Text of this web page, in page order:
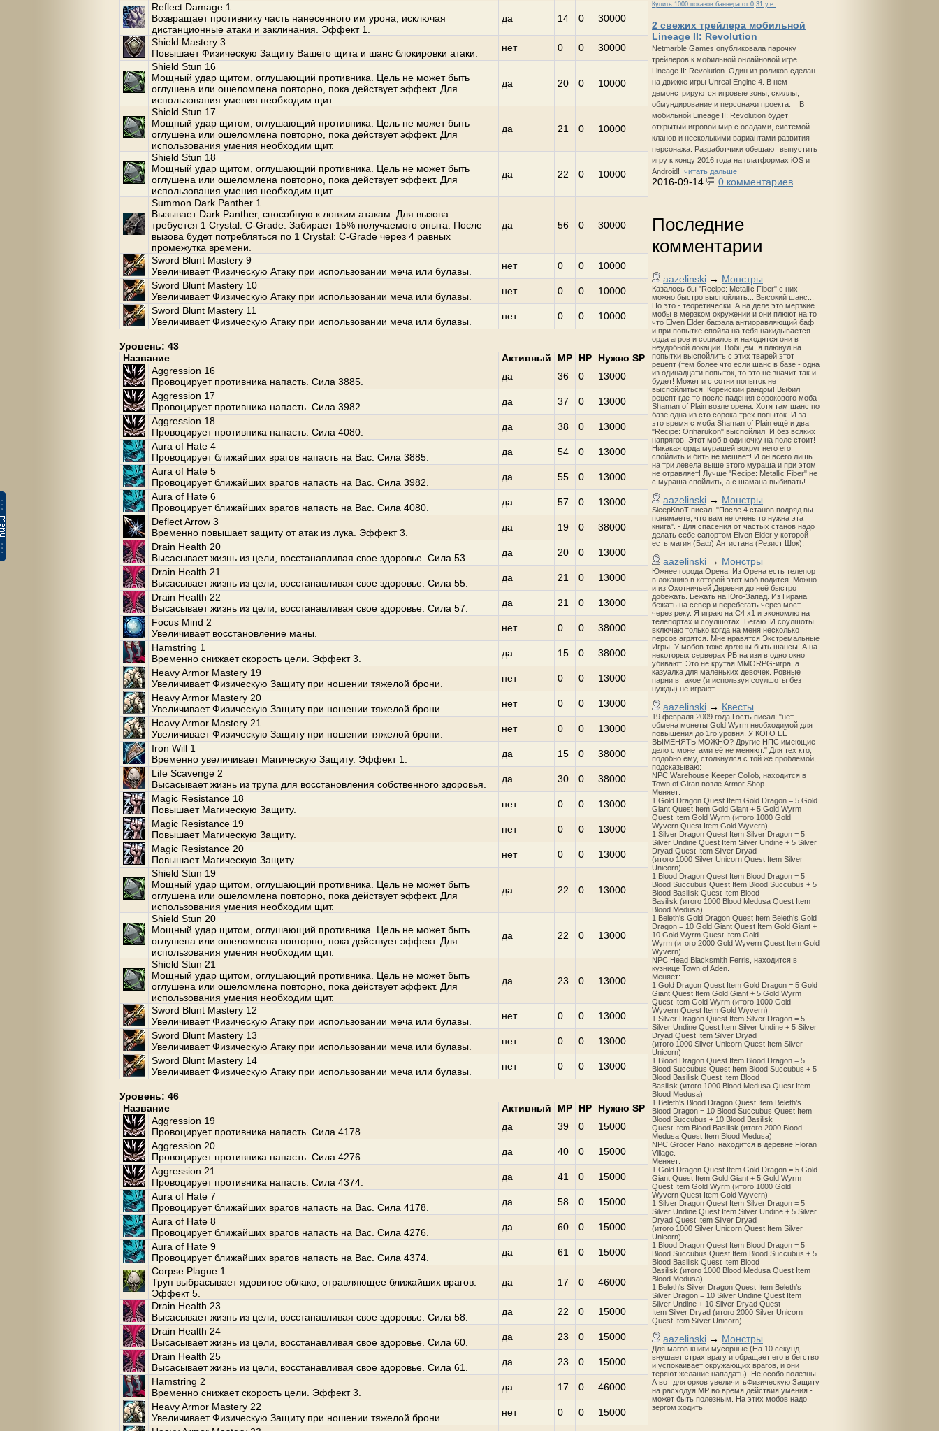
Купить 1000 показов баннера от 0,31 у.е.
2 свежих трейлера мобильной
Lineage II: Revolution
Netmarble Games опубликовала парочку
трейлеров к мобильной онлайновой игре
Lineage II: Revolution. Один из роликов сделан
на движке игры Unreal Engine 4. В нем
демонстрируются игровые зоны, скиллы,
обмундирование и персонажи проекта. В
мобильной Lineage II: Revolution будет
открытый игровой мир с осадами, системой
кланов и несколькими вариантами развития
персонажа. Разработчики обещают выпустить
игру к концу 2016 года на платформах iOS и
Android! читать дальше
2016-09-14 0 комментариев
Последние
комментарии
aazelinski → Монстры
Казалось бы "Recipe: Metallic Fiber" с них
можно быстро выспойлить... Высокий шанс...
Но это - теоретически. А на деле это мерзкие
мобы в мерзком окружении и они плюют на то
что Elven Elder бафала антиоравляющий баф
и при попытке спойла на тебя накидывается
орда агров и социалов и находятся они в
неудобной локации. Вобщем, я плюнул на
попытки выспойлить с этих тварей этот
рецепт (тем более что если шанс в базе - одна
из одинадцати попыток, то это не значит так и
будет! Может и с сотни попыток не
выспойлиться! Корейский рандом! Выбил
рецепт где-то после падения сорокового моба
Shaman of Plain возле орена. Хотя там шанс по
базе одна из сто сорока трёх попыток. И за
это время с моба Shaman of Plain ещё и два
"Recipe: Oriharukon" выспойлил! И без всяких
напрягов! Этот моб в одиночку на поле стоит!
Никакая орда мурашей вокруг него его
спойлить и бить не мешает! И он всего лишь
на три левела выше этого мураша и при этом
не отравляет! Лучше "Recipe: Metallic Fiber" не
с мураша спойлить, а с шамана выбивать!
aazelinski → Монстры
SleepKnoT писал: "После 4 станов подряд вы
понимаете, что вам не очень то нужна эта
книга". - Для спасения от частых станов надо
делать себе сапортом Elven Elder у которой
есть магия (Баф) Антистана (Резист Шок).
aazelinski → Монстры
Южнее города Орена. Из Орена есть телепорт
в локацию в которой этот моб водится. Можно
и из Охотничьей Деревни до неё быстро
добежать. Бежать на Юго-Запад. Из Гирана
бежать на север и перебегать через мост
через реку. Я играю на С4 х1 и экономлю на
телепортах и соулшотах. Бегаю. И соулшоты
включаю только когда на меня несколько
персов агрятся. Мне нравятся Экстремальные
Игры. У мобов тоже должны быть шансы! А на
некоторых серверах РБ на изи в одно окно
убивают. Это не крутая MMORPG-игра, а
казуалка для маленьких девочек. Ровные
парни в такое (и используя соулшоты без
нужды) не играют.
aazelinski → Квесты
19 февраля 2009 года Гость писал: "нет
обмена монеты Gold Wyrm необходимой для
повышения до 1го уровня. У КОГО ЕЁ
ВЫМЕНЯТЬ МОЖНО? Другие НПС имеющие
дело с монетами её не меняют." Для тех кто,
подобно ему, столкнулся с той же проблемой,
подсказываю:
NPC Warehouse Keeper Collob, находится в
Town of Giran возле Armor Shop.
Меняет:
1 Gold Dragon Quest Item Gold Dragon = 5 Gold
Giant Quest Item Gold Giant + 5 Gold Wyrm
Quest Item Gold Wyrm (итого 1000 Gold
Wyvern Quest Item Gold Wyvern)
1 Silver Dragon Quest Item Silver Dragon = 5
Silver Undine Quest Item Silver Undine + 5 Silver
Dryad Quest Item Silver Dryad
(итого 1000 Silver Unicorn Quest Item Silver
Unicorn)
1 Blood Dragon Quest Item Blood Dragon = 5
Blood Succubus Quest Item Blood Succubus + 5
Blood Basilisk Quest Item Blood
Basilisk (итого 1000 Blood Medusa Quest Item
Blood Medusa)
1 Beleth's Gold Dragon Quest Item Beleth’s Gold
Dragon = 10 Gold Giant Quest Item Gold Giant +
10 Gold Wyrm Quest Item Gold
Wyrm (итого 2000 Gold Wyvern Quest Item Gold
Wyvern)
NPC Head Blacksmith Ferris, находится в
кузнице Town of Aden.
Меняет:
1 Gold Dragon Quest Item Gold Dragon = 5 Gold
Giant Quest Item Gold Giant + 5 Gold Wyrm
Quest Item Gold Wyrm (итого 1000 Gold
Wyvern Quest Item Gold Wyvern)
1 Silver Dragon Quest Item Silver Dragon = 5
Silver Undine Quest Item Silver Undine + 5 Silver
Dryad Quest Item Silver Dryad
(итого 1000 Silver Unicorn Quest Item Silver
Unicorn)
1 Blood Dragon Quest Item Blood Dragon = 5
Blood Succubus Quest Item Blood Succubus + 5
Blood Basilisk Quest Item Blood
Basilisk (итого 1000 Blood Medusa Quest Item
Blood Medusa)
1 Beleth's Blood Dragon Quest Item Beleth’s
Blood Dragon = 10 Blood Succubus Quest Item
Blood Succubus + 10 Blood Basilisk
Quest Item Blood Basilisk (итого 2000 Blood
Medusa Quest Item Blood Medusa)
NPC Grocer Pano, находится в деревне Floran
Village.
Меняет:
1 Gold Dragon Quest Item Gold Dragon = 5 Gold
Giant Quest Item Gold Giant + 5 Gold Wyrm
Quest Item Gold Wyrm (итого 1000 Gold
Wyvern Quest Item Gold Wyvern)
1 Silver Dragon Quest Item Silver Dragon = 5
Silver Undine Quest Item Silver Undine + 5 Silver
Dryad Quest Item Silver Dryad
(итого 1000 Silver Unicorn Quest Item Silver
Unicorn)
1 Blood Dragon Quest Item Blood Dragon = 5
Blood Succubus Quest Item Blood Succubus + 5
Blood Basilisk Quest Item Blood
Basilisk (итого 1000 Blood Medusa Quest Item
Blood Medusa)
1 Beleth's Silver Dragon Quest Item Beleth’s
Silver Dragon = 10 Silver Undine Quest Item
Silver Undine + 10 Silver Dryad Quest
Item Silver Dryad (итого 2000 Silver Unicorn
Quest Item Silver Unicorn)
aazelinski → Монстры
Для магов книги мусорные (На 10 секунд
внушает страх врагу и обращает его в бегство
и успокаивает окружающих врагов, и они
теряют желание нападать). Не особо полезны.
А вот для орков увеличитьФизическую Защиту
на расходуя MP во время действия умения -
может быть полезным. На этих мобов надо
зергом ходить.
Reflect Damage 1
Возвращает противнику часть нанесенного им урона, исключая
дистанционные атаки и заклинания. Эффект 1.
да 14 0 30000
Shield Mastery 3
Повышает Физическую Защиту Вашего щита и шанс блокировки атаки.
нет 0 0
30000
Shield Stun 16
Мощный удар щитом, оглушающий противника. Цель не может быть
оглушена или ошеломлена повторно, пока действует эффект. Для
использования умения необходим щит.
да 20 0 10000
Shield Stun 17
Мощный удар щитом, оглушающий противника. Цель не может быть
оглушена или ошеломлена повторно, пока действует эффект. Для
использования умения необходим щит.
да 21 0 10000
Shield Stun 18
Мощный удар щитом, оглушающий противника. Цель не может быть
оглушена или ошеломлена повторно, пока действует эффект. Для
использования умения необходим щит.
да 22 0 10000
Summon Dark Panther 1
Вызывает Dark Panther, способную к ловким атакам. Для вызова
требуется 1 Crystal: C-Grade. Забирает 15% получаемого опыта. После
вызова будет потребляться по 1 Crystal: C-Grade через 4 равных
промежутка времени.
да 56 0 30000
Sword Blunt Mastery 9
Увеличивает Физическую Атаку при использовании меча или булавы.
нет 0 0
10000
Sword Blunt Mastery 10
Увеличивает Физическую Атаку при использовании меча или булавы.
нет 0 0
10000
Sword Blunt Mastery 11
Увеличивает Физическую Атаку при использовании меча или булавы.
нет 0 0 10000
Уровень: 43
Название
Активный MP HP
Нужно SP
Aggression 16
Провоцирует противника напасть. Сила 3885.
да 36 0
13000
Aggression 17
Провоцирует противника напасть. Сила 3982.
да 37 0
13000
Aggression 18
Провоцирует противника напасть. Сила 4080.
да 38 0
13000
Aura of Hate 4
Провоцирует ближайших врагов напасть на Вас. Сила 3885.
да 54 0
13000
Aura of Hate 5
Провоцирует ближайших врагов напасть на Вас. Сила 3982.
да 55 0
13000
Aura of Hate 6
Провоцирует ближайших врагов напасть на Вас. Сила 4080.
да 57 0
13000
Deflect Arrow 3
Временно повышает защиту от атак из лука. Эффект 3.
да 19 0
38000
Drain Health 20
Высасывает жизнь из цели, восстанавливая свое здоровье. Сила 53.
да 20 0
13000
Drain Health 21
Высасывает жизнь из цели, восстанавливая свое здоровье. Сила 55.
да 21 0
13000
Drain Health 22
Высасывает жизнь из цели, восстанавливая свое здоровье. Сила 57.
да 21 0
13000
Focus Mind 2
Увеличивает восстановление маны.
нет 0 0
38000
Hamstring 1
Временно снижает скорость цели. Эффект 3.
да 15 0
38000
Heavy Armor Mastery 19
Увеличивает Физическую Защиту при ношении тяжелой брони.
нет 0 0
13000
Heavy Armor Mastery 20
Увеличивает Физическую Защиту при ношении тяжелой брони.
нет 0 0
13000
Heavy Armor Mastery 21
Увеличивает Физическую Защиту при ношении тяжелой брони.
нет 0 0
13000
Iron Will 1
Временно увеличивает Магическую Защиту. Эффект 1.
да 15 0
38000
Life Scavenge 2
Высасывает жизнь из трупа для восстановления собственного здоровья.
да 30 0
38000
Magic Resistance 18
Повышает Магическую Защиту.
нет 0 0
13000
Magic Resistance 19
Повышает Магическую Защиту.
нет 0 0
13000
Magic Resistance 20
Повышает Магическую Защиту.
нет 0 0
13000
Shield Stun 19
Мощный удар щитом, оглушающий противника. Цель не может быть
оглушена или ошеломлена повторно, пока действует эффект. Для
использования умения необходим щит.
да 22 0 13000
Shield Stun 20
Мощный удар щитом, оглушающий противника. Цель не может быть
оглушена или ошеломлена повторно, пока действует эффект. Для
использования умения необходим щит.
да 22 0 13000
Shield Stun 21
Мощный удар щитом, оглушающий противника. Цель не может быть
оглушена или ошеломлена повторно, пока действует эффект. Для
использования умения необходим щит.
да 23 0 13000
Sword Blunt Mastery 12
Увеличивает Физическую Атаку при использовании меча или булавы.
нет 0 0
13000
Sword Blunt Mastery 13
Увеличивает Физическую Атаку при использовании меча или булавы.
нет 0 0
13000
Sword Blunt Mastery 14
Увеличивает Физическую Атаку при использовании меча или булавы.
нет 0 0 13000
Уровень: 46
Название
Активный MP HP
Нужно SP
Aggression 19
Провоцирует противника напасть. Сила 4178.
да 39 0
15000
Aggression 20
Провоцирует противника напасть. Сила 4276.
да 40 0
15000
Aggression 21
Провоцирует противника напасть. Сила 4374.
да 41 0
15000
Aura of Hate 7
Провоцирует ближайших врагов напасть на Вас. Сила 4178.
да 58 0
15000
Aura of Hate 8
Провоцирует ближайших врагов напасть на Вас. Сила 4276.
да 60 0
15000
Aura of Hate 9
Провоцирует ближайших врагов напасть на Вас. Сила 4374.
да 61 0
15000
Corpse Plague 1
Труп выбрасывает ядовитое облако, отравляющее ближайших врагов.
Эффект 5.
да 17 0 46000
Drain Health 23
Высасывает жизнь из цели, восстанавливая свое здоровье. Сила 58.
да 22 0
15000
Drain Health 24
Высасывает жизнь из цели, восстанавливая свое здоровье. Сила 60.
да 23 0
15000
Drain Health 25
Высасывает жизнь из цели, восстанавливая свое здоровье. Сила 61.
да 23 0
15000
Hamstring 2
Временно снижает скорость цели. Эффект 3.
да 17 0
46000
Heavy Armor Mastery 22
Увеличивает Физическую Защиту при ношении тяжелой брони.
нет 0 0
15000